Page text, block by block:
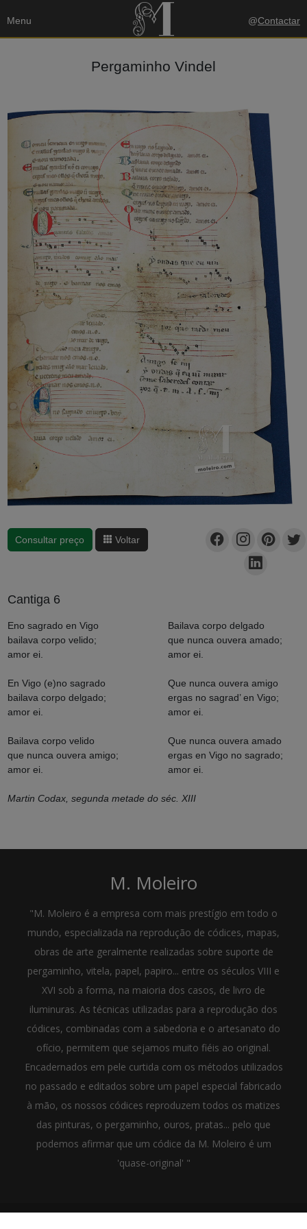
Menu @Contactar
Pergaminho Vindel
Consultar preço Voltar
Cantiga 6
Eno sagrado en Vigo
bailava corpo velido;
amor ei.
En Vigo (e)no sagrado
bailava corpo delgado;
amor ei.
Bailava corpo velido
que nunca ouvera amigo;
amor ei.
Bailava corpo delgado
que nunca ouvera amado;
amor ei.
Que nunca ouvera amigo
ergas no sagrad’ en Vigo;
amor ei.
Que nunca ouvera amado
ergas en Vigo no sagrado;
amor ei.
Martin Codax, segunda metade do séc. XIII
M. Moleiro
"M. Moleiro é a empresa com mais prestígio em todo o
mundo, especializada na reprodução de códices, mapas,
obras de arte geralmente realizadas sobre suporte de
pergaminho, vitela, papel, papiro... entre os séculos VIII e
XVI sob a forma, na maioria dos casos, de livro de
iluminuras. As técnicas utilizadas para a reprodução dos
códices, combinadas com a sabedoria e o artesanato do
ofício, permitem que sejamos muito fiéis ao original.
Encadernados em pele curtida com os métodos utilizados
no passado e editados sobre um papel especial fabricado
à mão, os nossos códices reproduzem todos os matizes
das pinturas, o pergaminho, ouros, pratas... pelo que
podemos afirmar que um códice da M. Moleiro é um
'quase-original' "